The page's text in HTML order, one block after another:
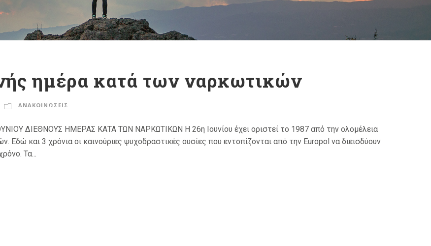
ημέρα κατά των ναρκωτικών
ΑΝΑΚΟΙΝΩΣΕΙΣ
ΔΙΕΘΝΟΥΣ ΗΜΕΡΑΣ ΚΑΤΑ ΤΩΝ ΝΑΡΚΩΤΙΚΩΝ Η 26η Ιουνίου έχει οριστεί το 1987 από την ολομέλεια
και 3 χρόνια οι καινούριες ψυχοδραστικές ουσίες που εντοπίζονται από την Europol να διεισδύουν
Τα...